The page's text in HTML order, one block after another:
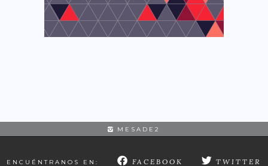
MESADE2
ENCUÉNTRANOS EN: FACEBOOK
TWITTER